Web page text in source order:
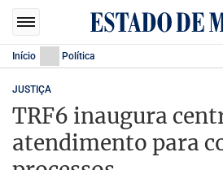
Início Política
JUSTIÇA
TRF6 inaugura
atendimento para